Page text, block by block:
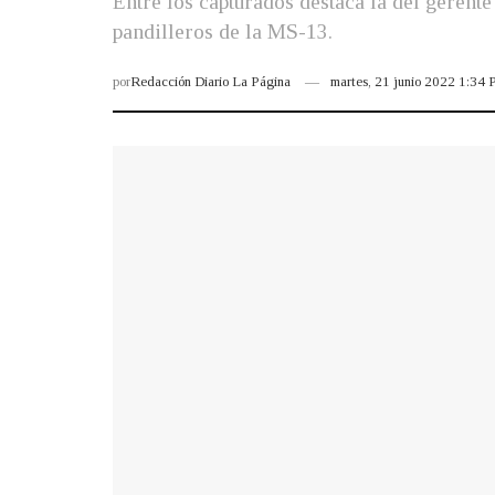
pandilleros de la MS-13.
porRedacción Diario La Página martes, 21 junio 2022 1:34